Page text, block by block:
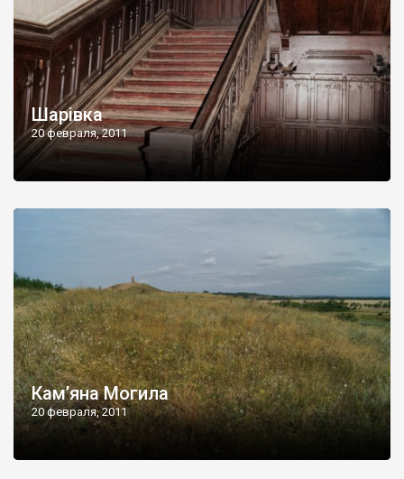
Шарівка
20 февраля, 2011
Кам’яна Могила
20 февраля, 2011